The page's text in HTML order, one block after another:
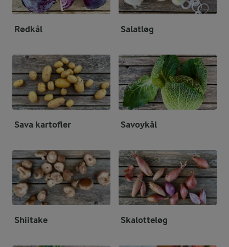
Rødkål Salatløg
Sava kartofler Savoykål
Shiitake Skalotteløg